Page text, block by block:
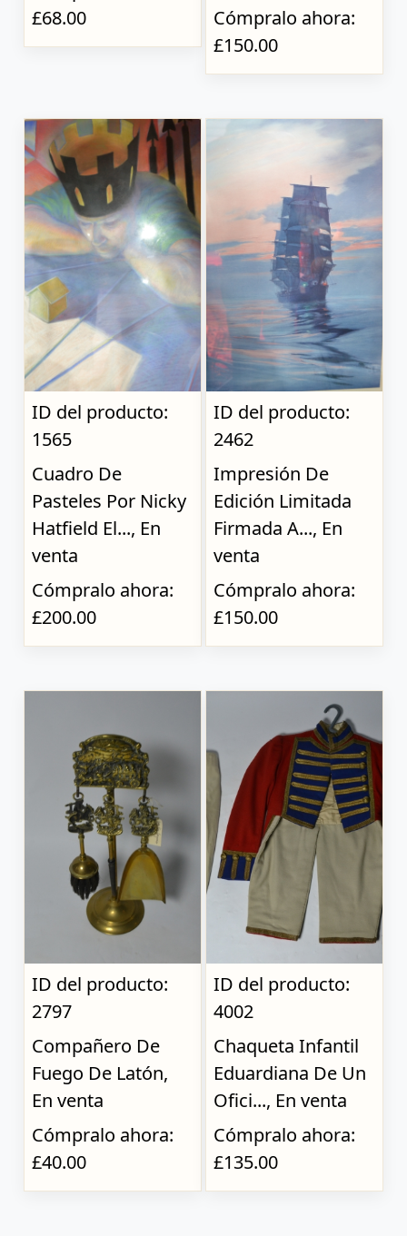
£68.00
Cómpralo ahora:
£150.00
ID del producto:
1565
Cuadro De
Pasteles Por Nicky
Hatfield El..., En
venta
Cómpralo ahora:
£200.00
ID del producto:
2462
Impresión De
Edición Limitada
Firmada A..., En
venta
Cómpralo ahora:
£150.00
ID del producto:
2797
Compañero De
Fuego De Latón,
En venta
Cómpralo ahora:
£40.00
ID del producto:
4002
Chaqueta Infantil
Eduardiana De Un
Ofici..., En venta
Cómpralo ahora:
£135.00